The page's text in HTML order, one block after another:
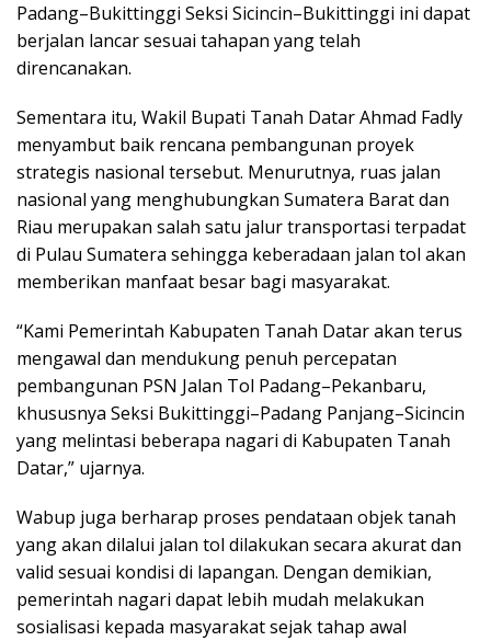
Padang–Bukittinggi Seksi Sicincin–Bukittinggi ini dapat
berjalan lancar sesuai tahapan yang telah
direncanakan.
Sementara itu, Wakil Bupati Tanah Datar Ahmad Fadly
menyambut baik rencana pembangunan proyek
strategis nasional tersebut. Menurutnya, ruas jalan
nasional yang menghubungkan Sumatera Barat dan
Riau merupakan salah satu jalur transportasi terpadat
di Pulau Sumatera sehingga keberadaan jalan tol akan
memberikan manfaat besar bagi masyarakat.
“Kami Pemerintah Kabupaten Tanah Datar akan terus
mengawal dan mendukung penuh percepatan
pembangunan PSN Jalan Tol Padang–Pekanbaru,
khususnya Seksi Bukittinggi–Padang Panjang–Sicincin
yang melintasi beberapa nagari di Kabupaten Tanah
Datar,” ujarnya.
Wabup juga berharap proses pendataan objek tanah
yang akan dilalui jalan tol dilakukan secara akurat dan
valid sesuai kondisi di lapangan. Dengan demikian,
pemerintah nagari dapat lebih mudah melakukan
sosialisasi kepada masyarakat sejak tahap awal